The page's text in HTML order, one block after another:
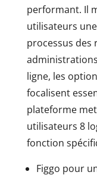
performant. Il
utilisateurs
processus des
ligne, les
focalisent
plateforme
utilisateurs 8
fonction
Figgo pour